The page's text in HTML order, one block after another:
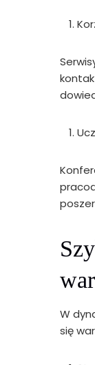
W
się